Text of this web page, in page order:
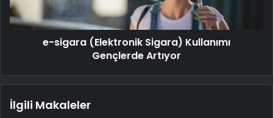
e-sigara (Elektronik Sigara) Kullanımı
Gençlerde Artıyor
İlgili Makaleler